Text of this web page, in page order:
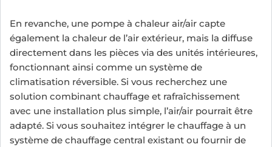
En revanche, une pompe à chaleur air/air capte
également la chaleur de l’air extérieur, mais la diffuse
directement dans les pièces via des unités intérieures,
fonctionnant ainsi comme un système de
climatisation réversible. Si vous recherchez une
solution combinant chauffage et rafraîchissement
avec une installation plus simple, l’air/air pourrait être
adapté. Si vous souhaitez intégrer le chauffage à un
système de chauffage central existant ou fournir de